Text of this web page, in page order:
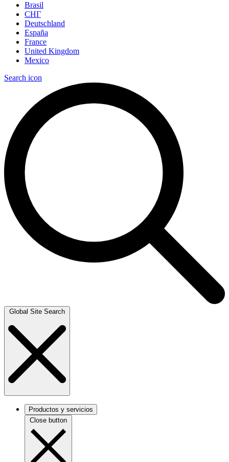
Brasil
СНГ
Deutschland
España
France
United Kingdom
Mexico
Search icon
Global Site Search
Productos y servicios
Close button